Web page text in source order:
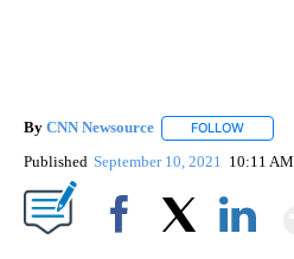
By CNN Newsource FOLLOW
Published September 10, 2021 10:11 AM